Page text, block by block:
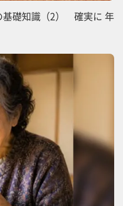
基礎知識（2） 確実に 年